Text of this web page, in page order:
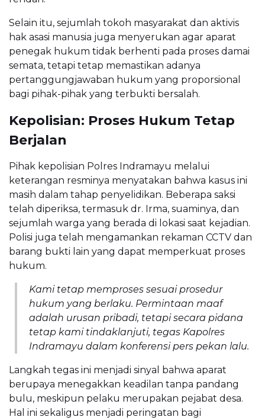
Selain itu, sejumlah tokoh masyarakat dan aktivis
hak asasi manusia juga menyerukan agar aparat
penegak hukum tidak berhenti pada proses damai
semata, tetapi tetap memastikan adanya
pertanggungjawaban hukum yang proporsional
bagi pihak-pihak yang terbukti bersalah.
Kepolisian: Proses Hukum Tetap
Berjalan
Pihak kepolisian Polres Indramayu melalui
keterangan resminya menyatakan bahwa kasus ini
masih dalam tahap penyelidikan. Beberapa saksi
telah diperiksa, termasuk dr. Irma, suaminya, dan
sejumlah warga yang berada di lokasi saat kejadian.
Polisi juga telah mengamankan rekaman CCTV dan
barang bukti lain yang dapat memperkuat proses
hukum.
Kami tetap memproses sesuai prosedur
hukum yang berlaku. Permintaan maaf
adalah urusan pribadi, tetapi secara pidana
tetap kami tindaklanjuti, tegas Kapolres
Indramayu dalam konferensi pers pekan lalu.
Langkah tegas ini menjadi sinyal bahwa aparat
berupaya menegakkan keadilan tanpa pandang
bulu, meskipun pelaku merupakan pejabat desa.
Hal ini sekaligus menjadi peringatan bagi